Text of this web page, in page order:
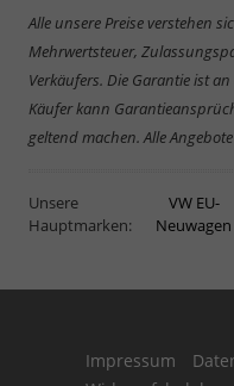
Alle unsere Preise verstehen
Mehrwertsteuer,
Verkäufers. Die Garantie ist
Käufer kann
geltend machen. Alle
Unsere
Hauptmarken:
VW EU-
Neuwagen
Impressum